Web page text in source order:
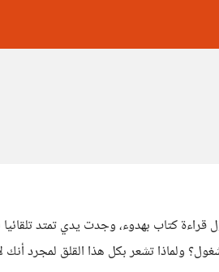
كتاب بهدوء، وجدت يدي تمتد تلقائيا
ولماذا تشعر بكل هذا القلق لمجرد أنك